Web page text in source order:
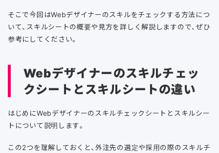
そこで今回はWebデザイナーのスキルをチェックする方法につ
いて、スキルシートの概要や見方を詳しく解説しますので、ぜひ
参考にしてください。
Webデザイナーのスキルチェッ
クシートとスキルシートの違い
はじめにWebデザイナーのスキルチェックシートとスキルシー
トについて説明します。
この2つを理解しておくと、外注先の選定や採用の際のスキルチ